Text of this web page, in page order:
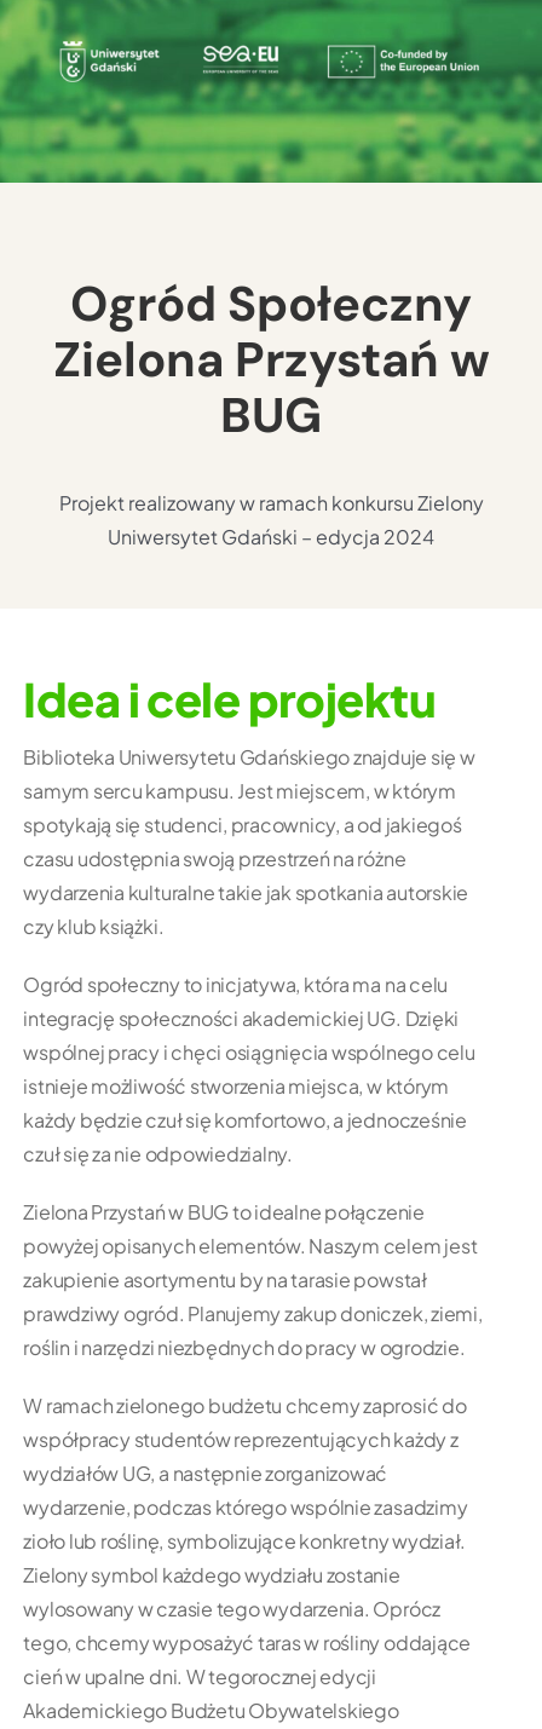
Ogród Społeczny
Zielona Przystań w
BUG
Projekt realizowany w ramach konkursu Zielony
Uniwersytet Gdański – edycja 2024
Idea i cele projektu
Biblioteka Uniwersytetu Gdańskiego znajduje się w
samym sercu kampusu. Jest miejscem, w którym
spotykają się studenci, pracownicy, a od jakiegoś
czasu udostępnia swoją przestrzeń na różne
wydarzenia kulturalne takie jak spotkania autorskie
czy klub książki.
Ogród społeczny to inicjatywa, która ma na celu
integrację społeczności akademickiej UG. Dzięki
wspólnej pracy i chęci osiągnięcia wspólnego celu
istnieje możliwość stworzenia miejsca, w którym
każdy będzie czuł się komfortowo, a jednocześnie
czuł się za nie odpowiedzialny.
Zielona Przystań w BUG to idealne połączenie
powyżej opisanych elementów. Naszym celem jest
zakupienie asortymentu by na tarasie powstał
prawdziwy ogród. Planujemy zakup doniczek, ziemi,
roślin i narzędzi niezbędnych do pracy w ogrodzie.
W ramach zielonego budżetu chcemy zaprosić do
współpracy studentów reprezentujących każdy z
wydziałów UG, a następnie zorganizować
wydarzenie, podczas którego wspólnie zasadzimy
zioło lub roślinę, symbolizujące konkretny wydział.
Zielony symbol każdego wydziału zostanie
wylosowany w czasie tego wydarzenia. Oprócz
tego, chcemy wyposażyć taras w rośliny oddające
cień w upalne dni. W tegorocznej edycji
Akademickiego Budżetu Obywatelskiego